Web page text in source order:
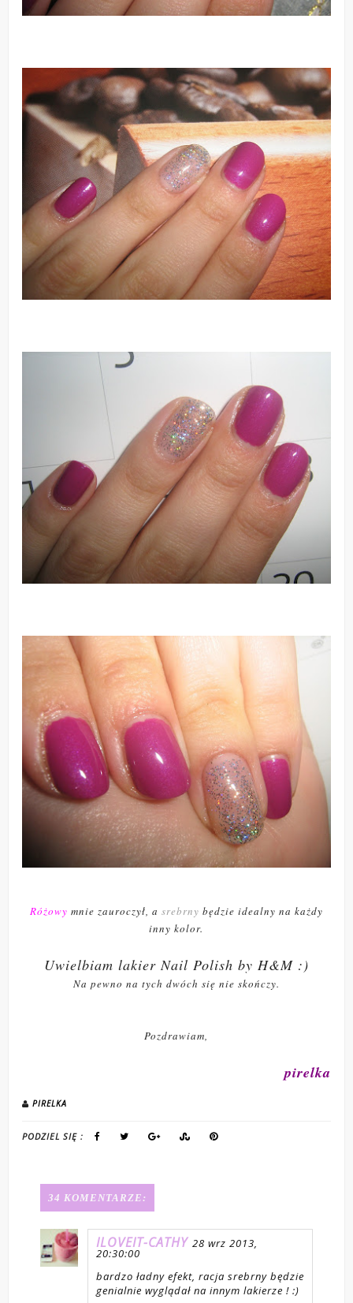
Różowy mnie zauroczył, a srebrny będzie idealny na każdy
inny kolor.
Uwielbiam lakier Nail Polish by H&M :)
Na pewno na tych dwóch się nie skończy.
Pozdrawiam,
pirelka
PIRELKA
PODZIEL SIĘ :
34 KOMENTARZE:
ILOVEIT-CATHY 28 wrz 2013,
20:30:00
bardzo ładny efekt, racja srebrny będzie
genialnie wyglądał na innym lakierze ! :)